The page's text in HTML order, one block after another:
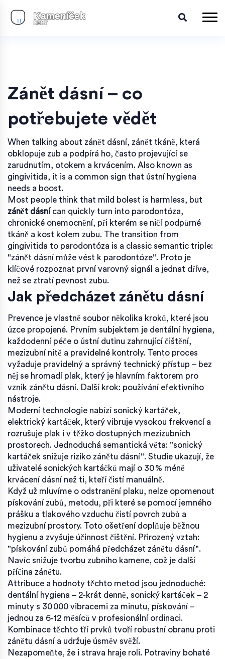
Zánět dásní – co
potřebujete vědět
When talking about zánět dásní, zánět tkáně, která
obklopuje zub a podpírá ho, často projevující se
zarudnutím, otokem a krvácením. Also known as
gingivitida, it is a common sign that ústní hygiena
needs a boost.
Most people think that mild bolest is harmless, but
zánět dásní can quickly turn into parodontóza,
chronické onemocnění, při kterém se ničí podpůrné
tkáně a kost kolem zubu. The transition from
gingivitida to parodontóza is a classic semantic triple:
"zánět dásní může vést k parodontóze". Proto je
klíčové rozpoznat první varovný signál a jednat dříve,
než se ztratí pevnost zubu.
Jak předcházet zánětu dásní
Prevence je vlastně soubor několika kroků, které jsou
úzce propojené. Prvním subjektem je dentální hygiena,
každodenní péče o ústní dutinu zahrnující čištění,
mezizubní nitě a pravidelné kontroly. Tento proces
vyžaduje pravidelný a správný technický přístup – bez
něj se hromadí plak, který je hlavním faktorem pro
vznik zánětu dásní. Další krok: používání efektivního
nástroje.
Moderní technologie nabízí sonický kartáček,
elektrický kartáček, který vibruje vysokou frekvencí a
rozrušuje plak i v těžko dostupných mezizubních
prostorech. Jednoduchá semantická věta: "sonický
kartáček snižuje riziko zánětu dásní". Studie ukazují, že
uživatelé sonických kartáčků mají o 30 % méně
krvácení dásní než ti, kteří čistí manuálně.
Když už mluvíme o odstranění plaku, nelze opomenout
pískování zubů, metodu, při které se pomocí jemného
prášku a tlakového vzduchu čistí povrch zubů a
mezizubní prostory. Toto ošetření doplňuje běžnou
hygienu a zvyšuje účinnost čištění. Přirozený vztah:
"pískování zubů pomáhá předcházet zánětu dásní".
Navíc snižuje tvorbu zubního kamene, což je další
příčina zánětu.
Attribuce a hodnoty těchto metod jsou jednoduché:
dentální hygiena – 2‑krát denně, sonický kartáček – 2
minuty s 30 000 vibracemi za minutu, pískování –
jednou za 6‑12 měsíců v profesionální ordinaci.
Kombinace těchto tří prvků tvoří robustní obranu proti
zánětu dásní a udržuje úsměv svěží.
Nezapomeňte, že i strava hraje roli. Potraviny bohaté